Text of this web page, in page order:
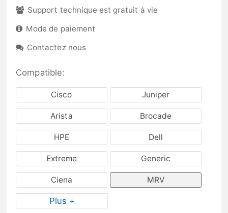
Support technique est gratuit à vie
Mode de paiement
Contactez nous
Compatible:
Cisco Juniper
Arista Brocade
HPE Dell
Extreme Generic
Ciena MRV
Plus +